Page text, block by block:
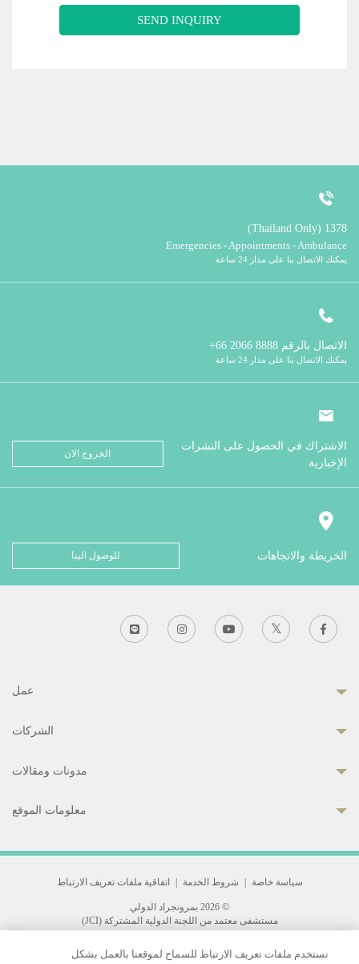
SEND INQUIRY
1378 (Thailand Only)
Emergencies - Appointments - Ambulance
يمكنك الاتصال بنا على مدار 24 ساعة
الاتصال بالرقم
يمكنك الاتصال بنا على مدار 24 ساعة
الاشتراك في الحصول على النشرات
الإخبارية
الخروج الان
الخريطة والاتجاهات للوصول الينا
عمل
الشركات
مدونات ومقالات
معلومات الموقع
سياسة خاصة شروط الخدمة اتفاقية ملفات تعريف الارتباط
© 2026 بمرونجراد الدولي
مستشفى معتمد من اللجنة الدولية المشتركة (JCI)
33 Sukhumvit 3, Wattana, Bangkok 10110 Thailand.
نستخدم ملفات تعريف الارتباط للسماح لموقعنا بالعمل بشكل